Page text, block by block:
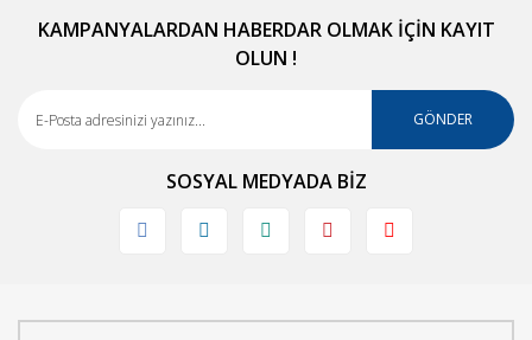
Yorum Yaz
Görüş ve önerileriniz için teşekkür ederiz.
Ürün resmi kalitesiz, bozuk veya görüntülenemiyor.
Ürün açıklamasında eksik bilgiler bulunuyor.
Ürün fiyatı diğer sitelerden daha pahalı.
Bu ürüne benzer farklı alternatifler olmalı.
KAMPANYALARDAN HABERDAR OLMAK İÇİN KAYIT
OLUN !
GÖNDER
SOSYAL MEDYADA BİZ